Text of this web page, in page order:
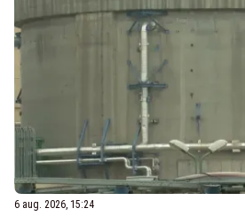
6 aug. 2026, 15:24